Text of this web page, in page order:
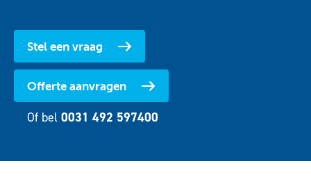
Stel een vraag
Offerte aanvragen
Of bel 0031 492 597400